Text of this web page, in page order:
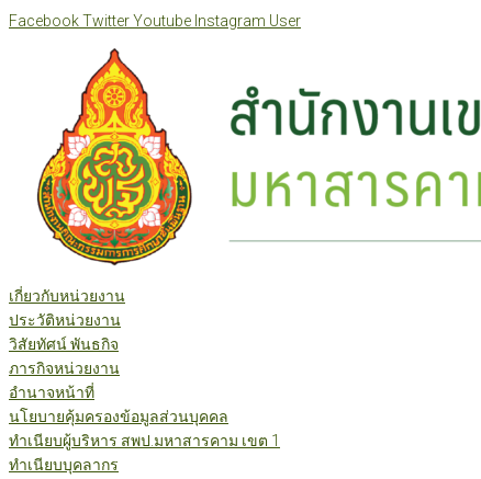
Skip
FacebookTwitterYoutube Instagram User
เกี่ยวกับหน่วยงาน
ประวัติหน่วยงาน
วิสัยทัศน์ พันธกิจ
ภารกิจหน่วยงาน
อำนาจหน้าที่
นโยบายคุ้มครองข้อมูลส่วนบุคคล
ทำเนียบผู้บริหาร สพป.มหาสารคาม เขต 1
ทำเนียบบุคลากร